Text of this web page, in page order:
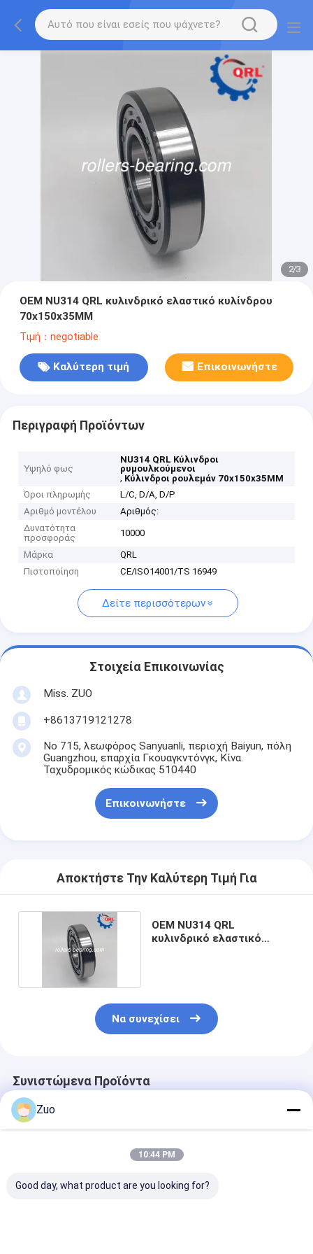
2/3
OEM NU314 QRL κυλινδρικό ελαστικό κυλίνδρου
70x150x35MM
Τιμή：negotiable
Καλύτερη τιμή Επικοινωνήστε
Περιγραφή Προϊόντων
Υψηλό φως
NU314 QRL Κύλινδροι
ρυμουλκούμενοι
, Κύλινδροι ρουλεμάν 70x150x35MM
Όροι πληρωμής
L/C, D/A, D/P
Αριθμό μοντέλου
Αριθμός:
Δυνατότητα
προσφοράς
10000
Μάρκα
QRL
Πιστοποίηση
CE/ISO14001/TS 16949
Δείτε περισσότερων
Στοιχεία Επικοινωνίας
Miss. ZUO
+8613719121278
Νο 715, λεωφόρος Sanyuanli, περιοχή Baiyun, πόλη
Guangzhou, επαρχία Γκουαγκντόνγκ, Κίνα.
Ταχυδρομικός κώδικας 510440
Επικοινωνήστε
Αποκτήστε Την Καλύτερη Τιμή Για
OEM NU314 QRL
κυλινδρικό ελαστικό
Να συνεχίσει
Συνιστώμενα Προϊόντα
Zuo
10:44 PM
Good day, what product are you looking for?